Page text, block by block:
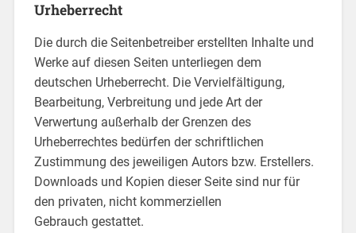
Urheberrecht
Die durch die Seitenbetreiber erstellten Inhalte und
Werke auf diesen Seiten unterliegen dem
deutschen Urheberrecht. Die Vervielfältigung,
Bearbeitung, Verbreitung und jede Art der
Verwertung außerhalb der Grenzen des
Urheberrechtes bedürfen der schriftlichen
Zustimmung des jeweiligen Autors bzw. Erstellers.
Downloads und Kopien dieser Seite sind nur für
den privaten, nicht kommerziellen
Gebrauch gestattet.